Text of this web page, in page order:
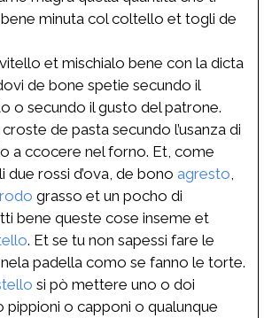
minuta col coltello et togli de
et mischialo bene con la dicta
de bone spetie secundo il
o secundo il gusto del patrone.
de pasta secundo l’usanza di
a ccocere nel forno. Et, come
rossi d’ova, de bono agresto
grasso et un pocho di
bene queste cose inseme et
. Et se tu non sapessi fare le
padella como se fanno le torte.
si pò mettere uno o doi
pippioni o capponi o qualunque